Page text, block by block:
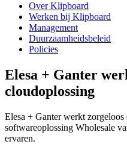
Over Klipboard
Werken bij Klipboard
Management
Duurzaamheidsbeleid
Policies
Elesa + Ganter
cloudoplossing
Elesa + Ganter werkt
softwareoplossing Wholesale
ervaren.